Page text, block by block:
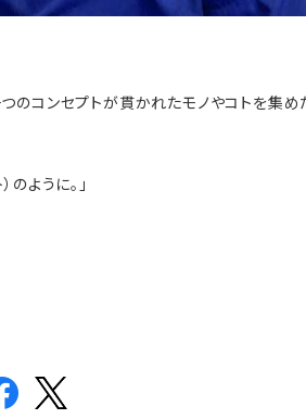
コンセプトが貫かれたモノやコトを集め
ように。」